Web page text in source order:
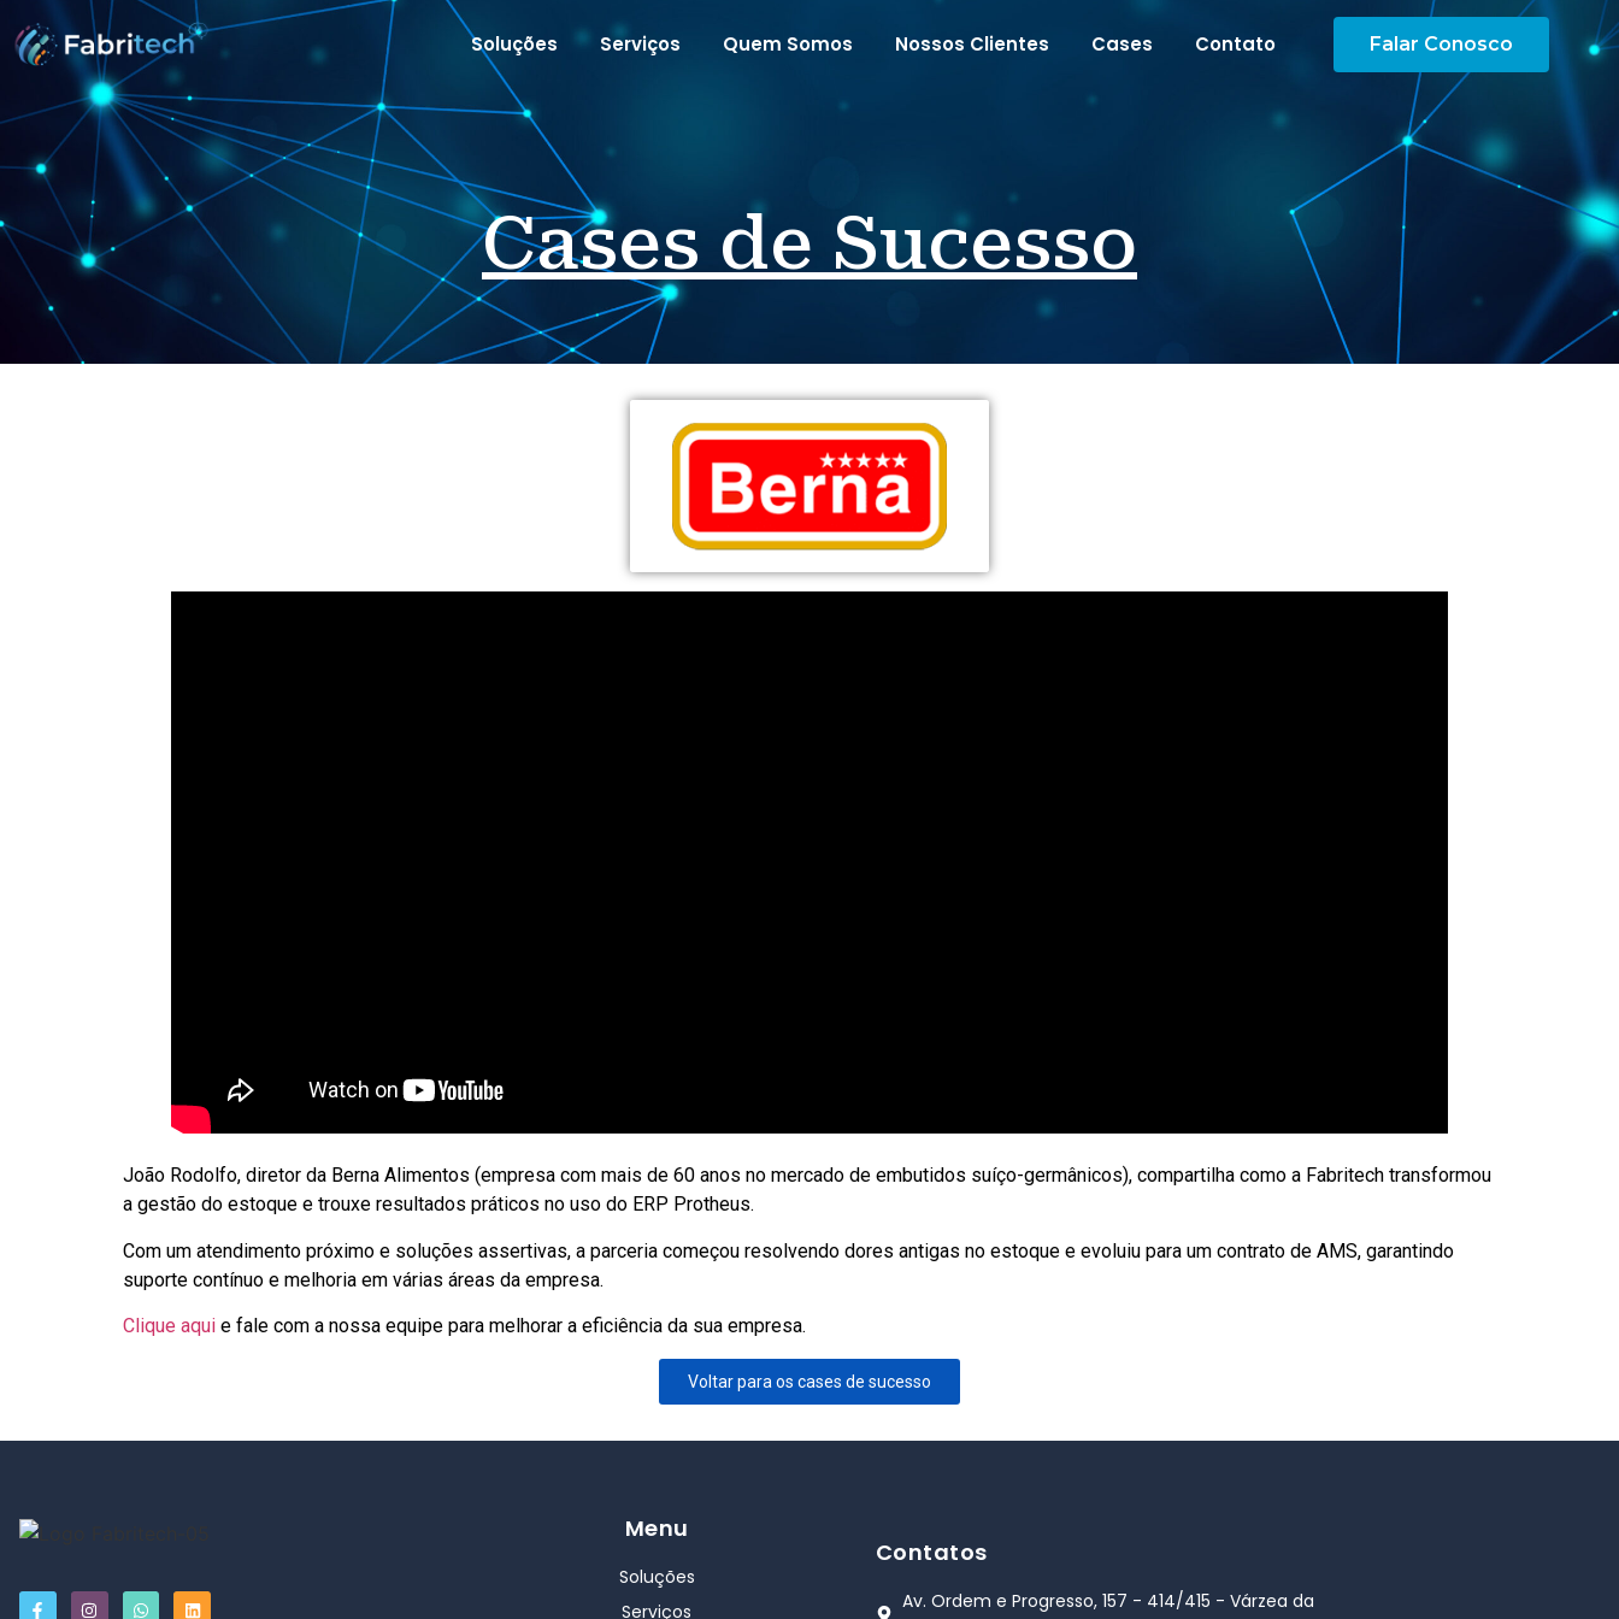
Soluções Serviços Quem Somos Nossos Clientes Cases Contato Falar Conosco
Cases de Sucesso
João Rodolfo, diretor da Berna Alimentos (empresa com mais de 60 anos no mercado de embutidos suíço-germânicos), compartilha como a Fabritech transformou
a gestão do estoque e trouxe resultados práticos no uso do ERP Protheus.
Com um atendimento próximo e soluções assertivas, a parceria começou resolvendo dores antigas no estoque e evoluiu para um contrato de AMS, garantindo
suporte contínuo e melhoria em várias áreas da empresa.
Clique aqui e fale com a nossa equipe para melhorar a eficiência da sua empresa.
Voltar para os cases de sucesso
Menu
Soluções
Serviços
Contatos
Av. Ordem e Progresso, 157 - 414/415 - Várzea da